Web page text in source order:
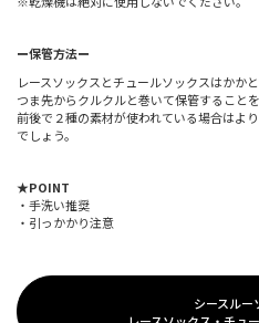
ー保管方法ー
レースソックスとチュールソックスはかか
つま先からクルクルと巻いて保管することを
前後で２種の素材が使われている場合はよ
でしょう。
★POINT
・手洗い推奨
・引っかかり注意
シースルー